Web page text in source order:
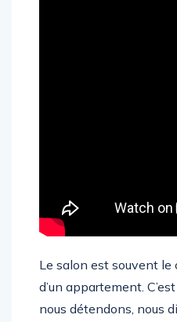
Le salon est souvent le
d’un appartement.
nous détendons, nous